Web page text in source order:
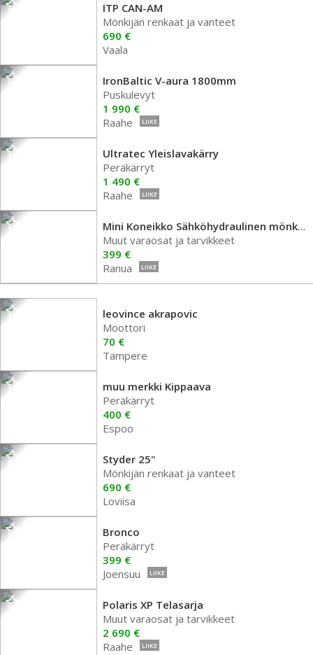
ITP CAN-AM
Mönkijän renkaat ja vanteet
690 €
Vaala
IronBaltic V-aura 1800mm
Puskulevyt
1 990 €
Raahe
LIIKE
Ultratec Yleislavakärry
Peräkärryt
1 490 €
Raahe
LIIKE
Mini Koneikko Sähköhydraulinen mönkijään
Muut varaosat ja tarvikkeet
399 €
Ranua
LIIKE
leovince akrapovic
Moottori
70 €
Tampere
muu merkki Kippaava
Peräkärryt
400 €
Espoo
Styder 25"
Mönkijän renkaat ja vanteet
690 €
Loviisa
Bronco
Peräkärryt
399 €
Joensuu
LIIKE
Polaris XP Telasarja
Muut varaosat ja tarvikkeet
2 690 €
Raahe
LIIKE